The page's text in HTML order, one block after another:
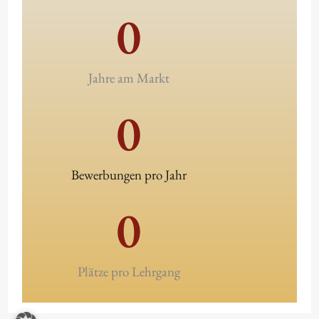
Jahre am Markt
0
Bewerbungen pro Jahr
0
Plätze pro Lehrgang
0